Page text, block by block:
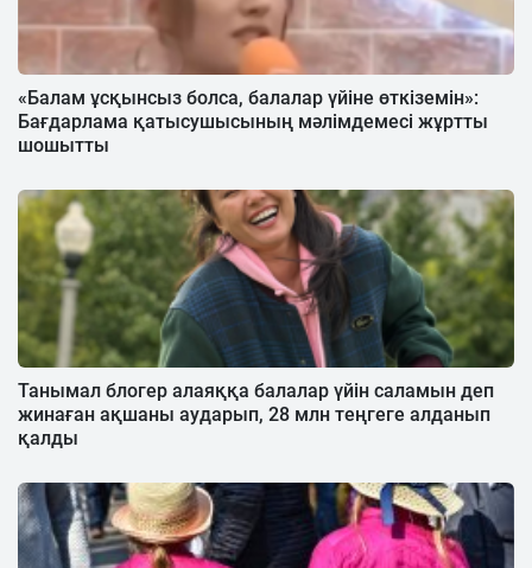
«Балам ұсқынсыз болса, балалар үйіне өткіземін»:
Бағдарлама қатысушысының мәлімдемесі жұртты
шошытты
Танымал блогер алаяққа балалар үйін саламын деп
жинаған ақшаны аударып, 28 млн теңгеге алданып
қалды